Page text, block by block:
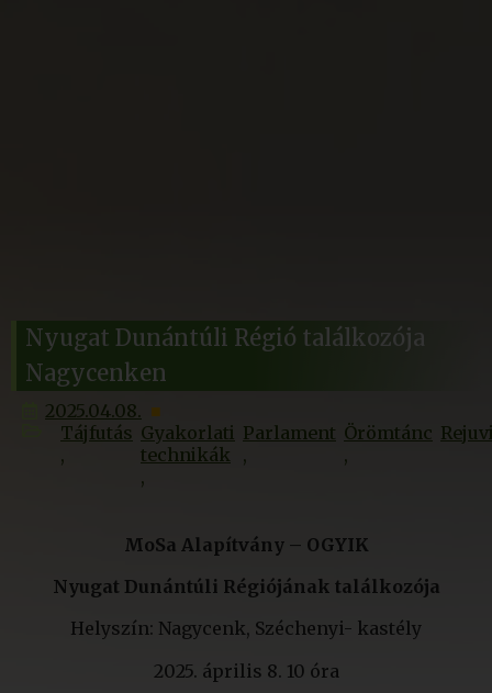
Nyugat Dunántúli Régió találkozója
Nagycenken
2025.04.08.
Tájfutás Gyakorlati
technikák
Parlament Örömtánc
MoSa Alapítvány – OGYIK
Nyugat Dunántúli Régiójának találkozója
Helyszín: Nagycenk, Széchenyi- kastély
2025. április 8. 10 óra